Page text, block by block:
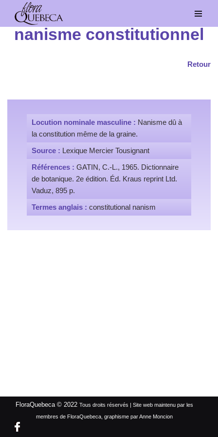
Allernanisme constitutionnel
Retour
Locution nominale masculine : Nanisme dû à
la constitution même de la graine.
Source : Lexique Mercier Tousignant
Références : GATIN, C.-L., 1965. Dictionnaire
de botanique. 2e édition. Éd. Kraus reprint Ltd.
Vaduz, 895 p.
Termes anglais : constitutional nanism
FloraQuebeca © 2022 Tous droits réservés | Site web maintenu par les
membres de FloraQuebeca, graphisme par Anne Moncion